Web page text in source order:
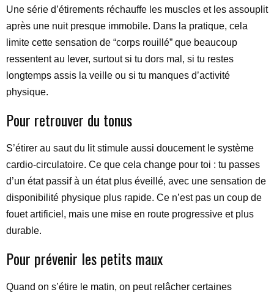
Une série d’étirements réchauffe les muscles et les assouplit
après une nuit presque immobile. Dans la pratique, cela
limite cette sensation de “corps rouillé” que beaucoup
ressentent au lever, surtout si tu dors mal, si tu restes
longtemps assis la veille ou si tu manques d’activité
physique.
Pour retrouver du tonus
S’étirer au saut du lit stimule aussi doucement le système
cardio-circulatoire. Ce que cela change pour toi : tu passes
d’un état passif à un état plus éveillé, avec une sensation de
disponibilité physique plus rapide. Ce n’est pas un coup de
fouet artificiel, mais une mise en route progressive et plus
durable.
Pour prévenir les petits maux
Quand on s’étire le matin, on peut relâcher certaines